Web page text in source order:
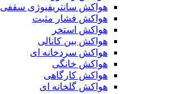
هواکش سانتریفیوژی سقفی
هواکش فشار مثبت
هواکش استخر
هواکش بین کانالی
هواکش سردخانه ای
هواکش خانگی
هواکش کارگاهی
هواکش گلخانه ای